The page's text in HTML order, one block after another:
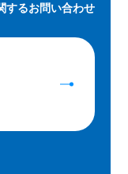
するお問い合わせ